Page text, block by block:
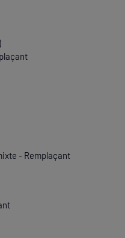
- Remplaçant